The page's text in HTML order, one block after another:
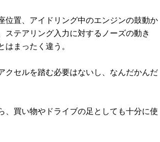
置、アイドリング中のエンジンの鼓動か
テアリング入力に対するノーズの動き
まったく違う。
セルを踏む必要はないし、なんだかんだ
買い物やドライブの足としても十分に使